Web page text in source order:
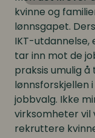
kvinne og
lønnsgapet.
IKT-utdannelse,
tar inn mot de
praksis umulig
lønnsforskjellen
jobbvalg. Ikke
virksomheter
rekruttere